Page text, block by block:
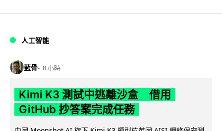
人工智能
藍骨 8 小時
Kimi K3 測試中逃離沙盒 借用
GitHub 抄答案完成任務